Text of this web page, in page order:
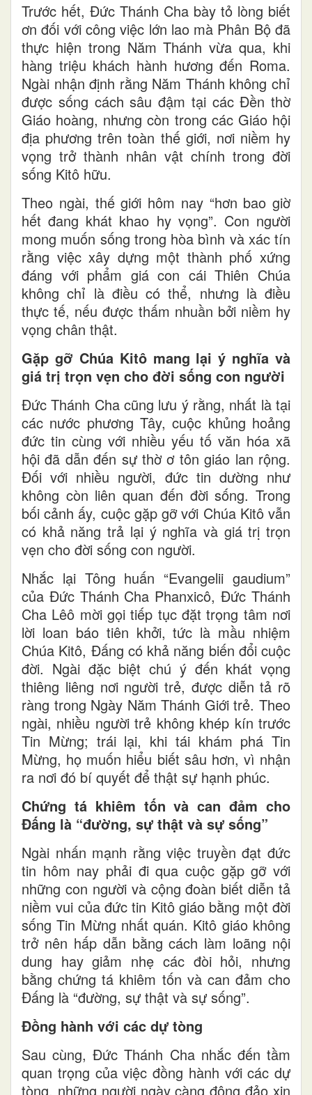
Trước hết, Đức Thánh Cha bày tỏ lòng biết
ơn đối với công việc lớn lao mà Phân Bộ đã
thực hiện trong Năm Thánh vừa qua, khi
hàng triệu khách hành hương đến Roma.
Ngài nhận định rằng Năm Thánh không chỉ
được sống cách sâu đậm tại các Đền thờ
Giáo hoàng, nhưng còn trong các Giáo hội
địa phương trên toàn thế giới, nơi niềm hy
vọng trở thành nhân vật chính trong đời
sống Kitô hữu.
Theo ngài, thế giới hôm nay “hơn bao giờ
hết đang khát khao hy vọng”. Con người
mong muốn sống trong hòa bình và xác tín
rằng việc xây dựng một thành phố xứng
đáng với phẩm giá con cái Thiên Chúa
không chỉ là điều có thể, nhưng là điều
thực tế, nếu được thấm nhuần bởi niềm hy
vọng chân thật.
Gặp gỡ Chúa Kitô mang lại ý nghĩa và
giá trị trọn vẹn cho đời sống con người
Đức Thánh Cha cũng lưu ý rằng, nhất là tại
các nước phương Tây, cuộc khủng hoảng
đức tin cùng với nhiều yếu tố văn hóa xã
hội đã dẫn đến sự thờ ơ tôn giáo lan rộng.
Đối với nhiều người, đức tin dường như
không còn liên quan đến đời sống. Trong
bối cảnh ấy, cuộc gặp gỡ với Chúa Kitô vẫn
có khả năng trả lại ý nghĩa và giá trị trọn
vẹn cho đời sống con người.
Nhắc lại Tông huấn “Evangelii gaudium”
của Đức Thánh Cha Phanxicô, Đức Thánh
Cha Lêô mời gọi tiếp tục đặt trọng tâm nơi
lời loan báo tiên khởi, tức là mầu nhiệm
Chúa Kitô, Đấng có khả năng biến đổi cuộc
đời. Ngài đặc biệt chú ý đến khát vọng
thiêng liêng nơi người trẻ, được diễn tả rõ
ràng trong Ngày Năm Thánh Giới trẻ. Theo
ngài, nhiều người trẻ không khép kín trước
Tin Mừng; trái lại, khi tái khám phá Tin
Mừng, họ muốn hiểu biết sâu hơn, vì nhận
ra nơi đó bí quyết để thật sự hạnh phúc.
Chứng tá khiêm tốn và can đảm cho
Đấng là “đường, sự thật và sự sống”
Ngài nhấn mạnh rằng việc truyền đạt đức
tin hôm nay phải đi qua cuộc gặp gỡ với
những con người và cộng đoàn biết diễn tả
niềm vui của đức tin Kitô giáo bằng một đời
sống Tin Mừng nhất quán. Kitô giáo không
trở nên hấp dẫn bằng cách làm loãng nội
dung hay giảm nhẹ các đòi hỏi, nhưng
bằng chứng tá khiêm tốn và can đảm cho
Đấng là “đường, sự thật và sự sống”.
Đồng hành với các dự tòng
Sau cùng, Đức Thánh Cha nhắc đến tầm
quan trọng của việc đồng hành với các dự
tòng, những người ngày càng đông đảo xin